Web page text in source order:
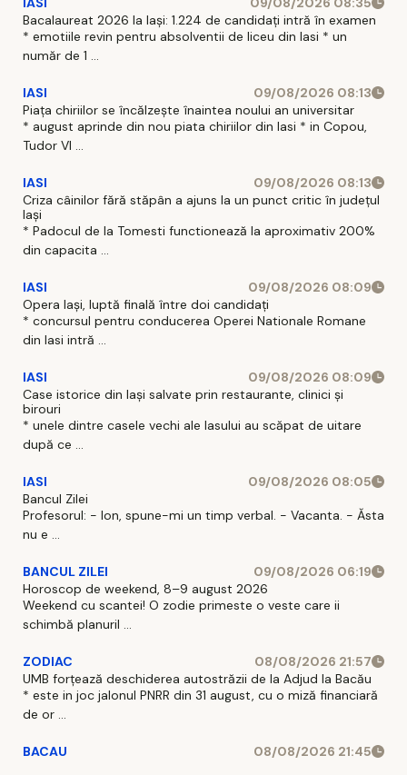
Bacalaureat 2026 la Iași: 1.224 de candidați intră în examen
* emotiile revin pentru absolventii de liceu din Iasi * un
număr de 1 ...
IASI
09/08/2026 08:13
Piața chiriilor se încălzește înaintea noului an universitar
* august aprinde din nou piata chiriilor din Iasi * in Copou,
Tudor Vl ...
IASI
09/08/2026 08:13
Criza câinilor fără stăpân a ajuns la un punct critic în județul
Iași
* Padocul de la Tomesti functionează la aproximativ 200%
din capacita ...
IASI
09/08/2026 08:09
Opera Iași, luptă finală între doi candidați
* concursul pentru conducerea Operei Nationale Romane
din Iasi intră ...
IASI
09/08/2026 08:09
Case istorice din Iași salvate prin restaurante, clinici și
birouri
* unele dintre casele vechi ale Iasului au scăpat de uitare
după ce ...
IASI
09/08/2026 08:05
Bancul Zilei
Profesorul: - Ion, spune-mi un timp verbal. - Vacanta. - Ăsta
nu e ...
BANCUL ZILEI
09/08/2026 06:19
Horoscop de weekend, 8–9 august 2026
Weekend cu scantei! O zodie primeste o veste care ii
schimbă planuril ...
ZODIAC
08/08/2026 21:57
UMB forțează deschiderea autostrăzii de la Adjud la Bacău
* este in joc jalonul PNRR din 31 august, cu o miză financiară
de or ...
BACAU 08/08/2026 21:45